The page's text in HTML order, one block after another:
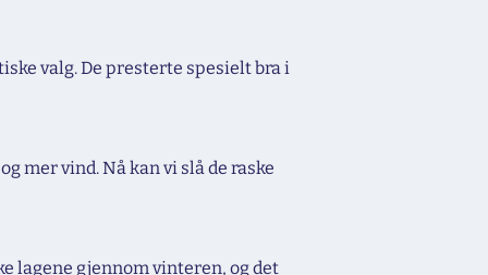
valg. De presterte spesielt bra i
mer vind. Nå kan vi slå de raske
lagene gjennom vinteren, og det